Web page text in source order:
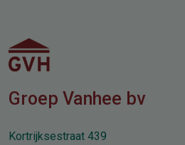
Groep Vanhee bv
Kortrijksestraat 439